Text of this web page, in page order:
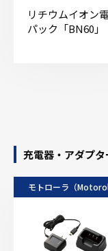
リチウムイオン
パック「BN60」
充電器・アダプタ
モトローラ（